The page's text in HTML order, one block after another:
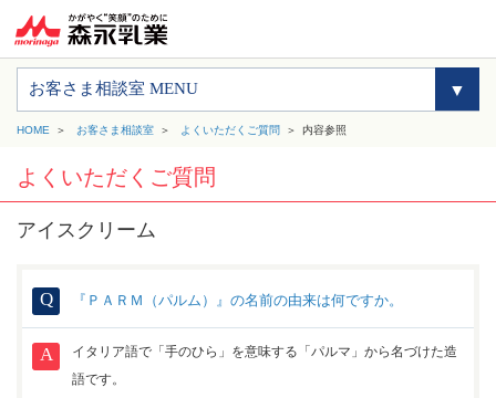
お客さま相談室 MENU
HOME お客さま相談室 よくいただくご質問 内容参照
よくいただくご質問
アイスクリーム
『ＰＡＲＭ（パルム）』の名前の由来は何ですか。
イタリア語で「手のひら」を意味する「パルマ」から名づけた造
語です。